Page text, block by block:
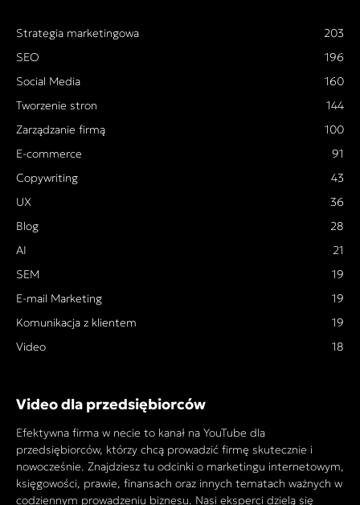
Strategia marketingowa
203
SEO
196
Social Media
160
Tworzenie stron
144
Zarządzanie firmą
100
E-commerce
91
Copywriting
43
UX
36
Blog
28
AI
21
SEM
19
E-mail Marketing
19
Komunikacja z klientem
19
Video
18
Video dla przedsiębiorców
Efektywna firma w necie to kanał na YouTube dla
przedsiębiorców, którzy chcą prowadzić firmę skutecznie i
nowocześnie. Znajdziesz tu odcinki o marketingu internetowym,
księgowości, prawie, finansach oraz innych tematach ważnych w
codziennym prowadzeniu biznesu. Nasi eksperci dzielą się